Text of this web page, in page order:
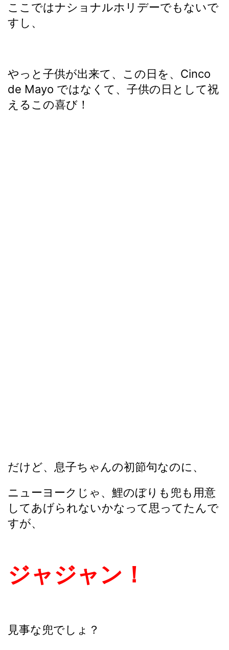
ここではナショナルホリデーでもないで
すし、
やっと子供が出来て、この日を、Cinco
de Mayo ではなくて、子供の日として祝
えるこの喜び！
だけど、息子ちゃんの初節句なのに、
ニューヨークじゃ、鯉のぼりも兜も用意
してあげられないかなって思ってたんで
すが、
ジャジャン！
見事な兜でしょ？